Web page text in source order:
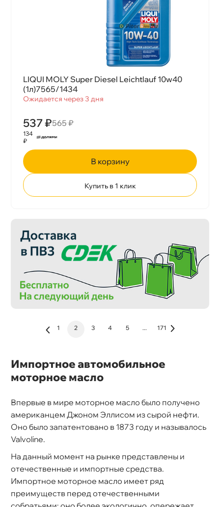
LIQUI MOLY Super Diesel Leichtlauf 10w40
(1л)7565/1434
Ожидается через 3 дня
537 ₽565 ₽
134
₽
корзину
Купить в 1 клик
1 2 3 4 5 ... 171
Импортное автомобильное
моторное масло
первые в мире моторное масло было получено
американцем Джоном Эллисом из сырой нефти.
Оно было запатентовано в 1873 году и называлось
Valvoline.
На данный момент на рынке представлены и
отечественные и импортные средства.
Импортное моторное масло имеет ряд
преимуществ перед отечественными